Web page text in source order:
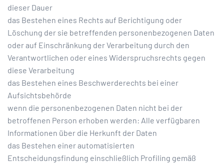
dieser Dauer
das Bestehen eines Rechts auf Berichtigung oder
Löschung der sie betreffenden personenbezogenen Daten
oder auf Einschränkung der Verarbeitung durch den
Verantwortlichen oder eines Widerspruchsrechts gegen
diese Verarbeitung
das Bestehen eines Beschwerderechts bei einer
Aufsichtsbehörde
wenn die personenbezogenen Daten nicht bei der
betroffenen Person erhoben werden: Alle verfügbaren
Informationen über die Herkunft der Daten
das Bestehen einer automatisierten
Entscheidungsfindung einschließlich Profiling gemäß